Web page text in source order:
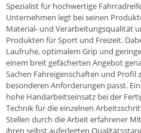
Spezialist für hochwertige
Unternehmen legt bei seinen
Material- und Verarbeitungsqualität
Produkten für Sport und Freizeit.
Laufruhe, optimalem Grip und
einem breit gefächerten Angebot
Sachen Fahreigenschaften und
besonderen Anforderungen passt.
hohe Handarbeitseinsatz bei der
Technik für die einzelnen
Stellen durch die Arbeit erfahrener
ihren selbst auferlegten